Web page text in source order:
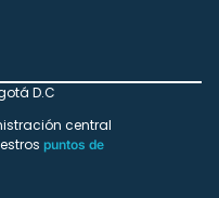
D.C
central
puntos de